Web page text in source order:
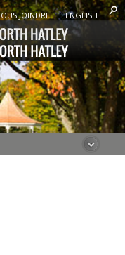
JOINDRE ENGLISH